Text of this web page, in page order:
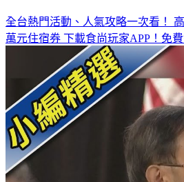
全台熱門活動、人氣攻略一次看！
萬元住宿券 下載食尚玩家APP！免